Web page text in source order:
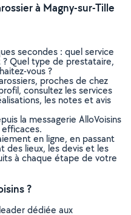
à Magny-sur-Tille
secondes : quel service
? Quel type de prestataire,
vous ?
proches de chez
consultez les services
les notes et avis
la messagerie AlloVoisins
en ligne, en passant
des lieux, les devis et les
à chaque étape de votre
?
dédiée aux